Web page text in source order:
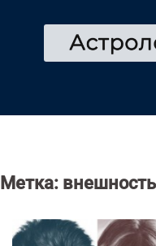
содержимому
Метка: внешность